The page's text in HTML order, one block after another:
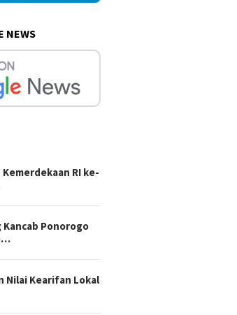
NEWS
RI ke-
Kancab Ponorogo
Nilai Kearifan Lokal